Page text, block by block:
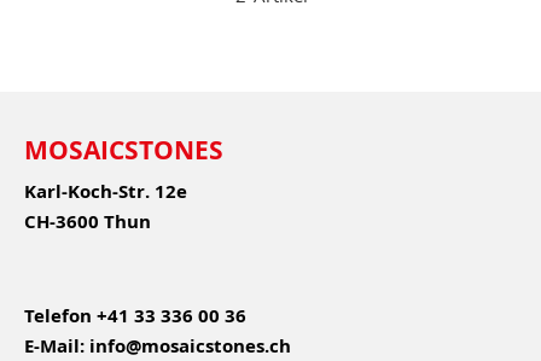
MOSAICSTONES
Karl-Koch-Str. 12e
CH-3600 Thun
Telefon +41 33 336 00 36
E-Mail: info@mosaicstones.ch